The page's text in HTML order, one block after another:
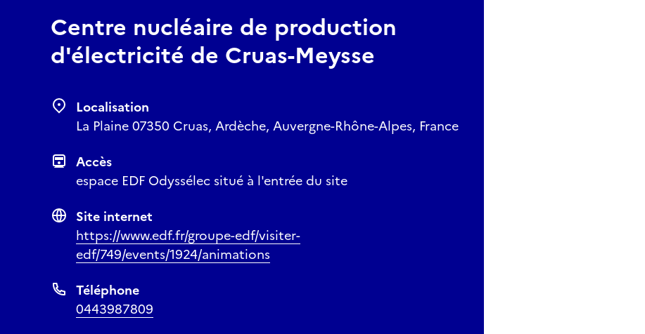
Centre nucléaire de production
d'électricité de Cruas-Meysse
Localisation
La Plaine 07350 Cruas, Ardèche, Auvergne-Rhône-Alpes, France
Accès
espace EDF Odyssélec situé à l'entrée du site
Site internet
https://www.edf.fr/groupe-edf/visiter-
edf/749/events/1924/animations
Téléphone
0443987809